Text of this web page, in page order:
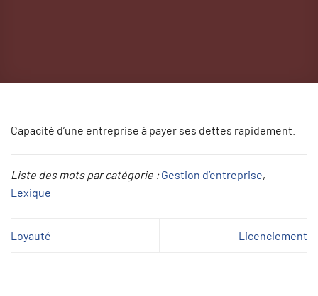
Capacité d’une entreprise à payer ses dettes rapidement.
Liste des mots par catégorie :Gestion d’entreprise
Lexique
Loyauté Licenciement